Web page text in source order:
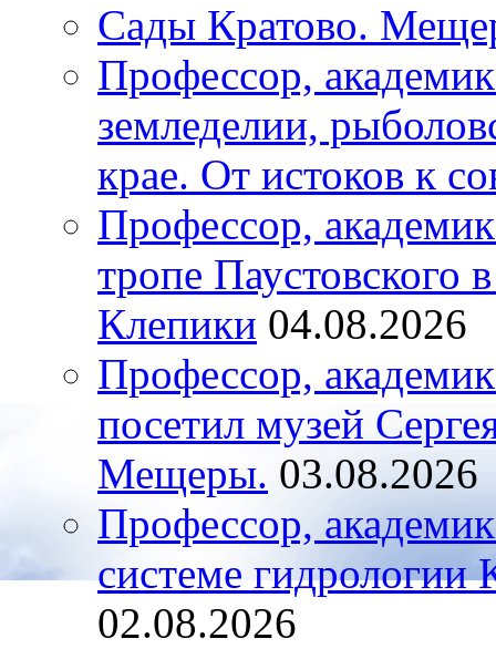
Сады Кратово.
Профессор,
земледелии,
крае. От истоков к
Профессор,
тропе Паустовского
Клепики 04.08.2026
Профессор,
посетил музей
Мещеры. 03.08.2026
Профессор,
системе гидрологии
02.08.2026